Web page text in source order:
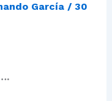
García / 30